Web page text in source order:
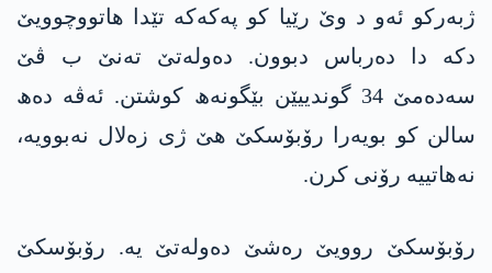
ژبەرکو ئەو د وێ رێیا کو پەکەکە تێدا ھاتووچوویێ
دکە دا دەرباس دبوون. دەولەتێ تەنێ ب ڤێ
سەدەمێ 34 گوندییێن بێگونەھ کوشتن. ئەڤە دەھ
سالن کو بویەرا رۆبۆسکێ ھێ ژی زەلال نەبوویە،
نەھاتییە رۆنی کرن.
رۆبۆسکێ روویێ رەشێ دەولەتێ یە. رۆبۆسکێ